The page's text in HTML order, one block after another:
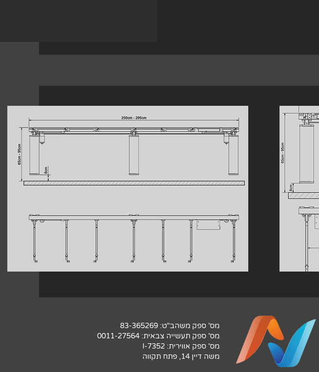
מס' ספק משהב"ט: 83-365269
מס' ספק תעשייה צבאית: 0011-27564
מס' ספק אווירית: 7352-I
משה דיין 14, פתח תקווה